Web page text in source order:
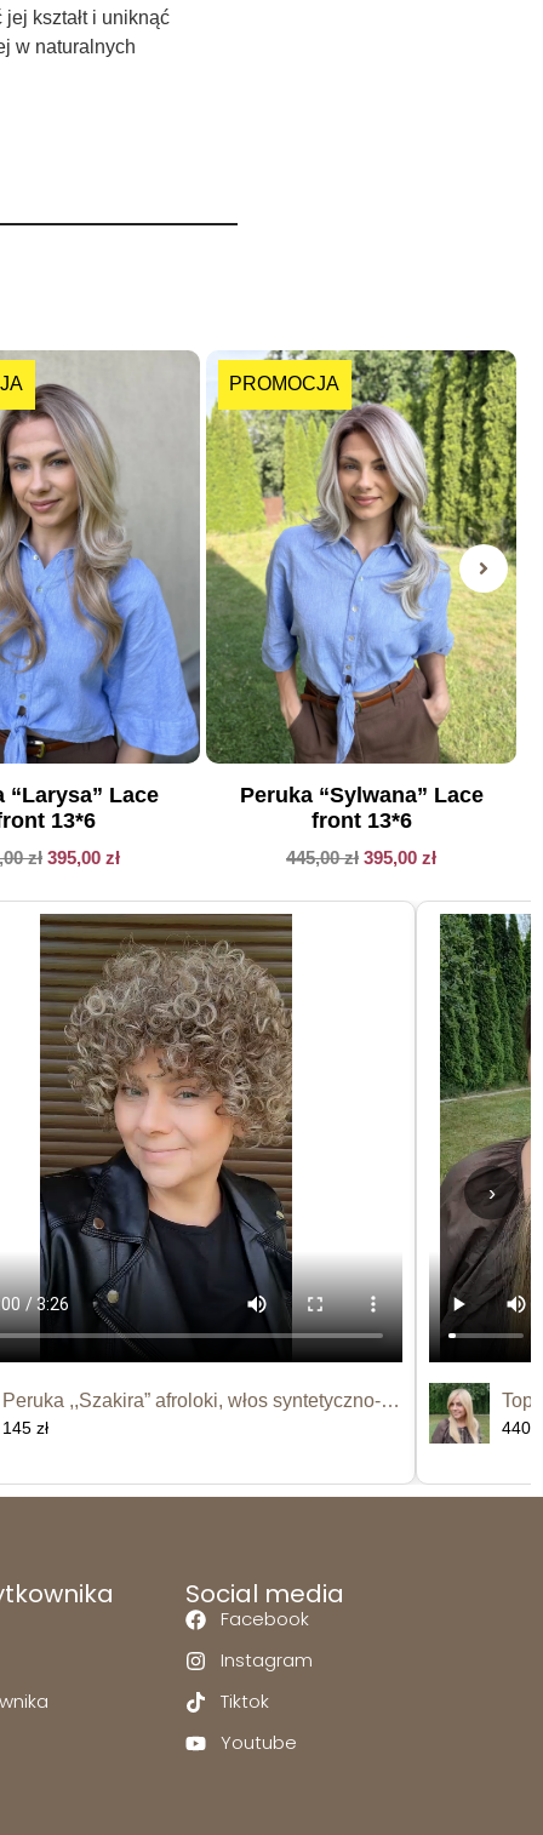
kształt i uniknąć
w naturalnych
“Larysa” Lace
13*6
zł 395,00 zł
PROMOCJA
Peruka “Sylwana” Lace
front 13*6
445,00zł 395,00 zł
›
Peruka ,,Szakira” afroloki, włos syntetyczno-termiczny
145 zł 440
Social media
Facebook
Instagram
Tiktok
Youtube